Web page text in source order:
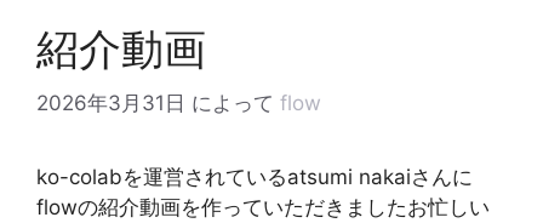
紹介動画
2026年3月31日 によって flow
ko-colabを運営されているatsumi nakaiさんに
flowの紹介動画を作っていただきましたお忙しい